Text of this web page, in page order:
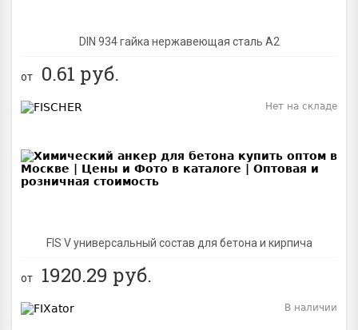
DIN 934 гайка нержавеющая сталь A2
от 0.61 руб.
FIS V универсальный состав для бетона и кирпича
Нет на складе
от 1920.29 руб.
В наличии